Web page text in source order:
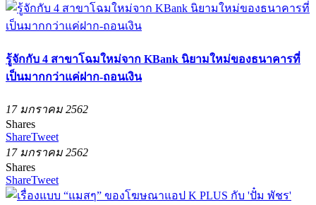
รู้จักกับ 4 สาขาโฉมใหม่จาก KBank นิยามใหม่ของธนาคารที่
เป็นมากกว่าแค่ฝาก-ถอนเงิน
17 มกราคม 2562
Shares
ShareTweet
17 มกราคม 2562
Shares
ShareTweet